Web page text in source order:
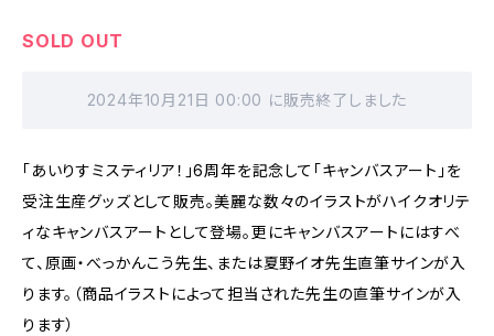
SOLD OUT
2024年10月21日 00:00 に販売終了しました
「あいりすミスティリア！」6周年を記念して「キャンバスアート」を
受注生産グッズとして販売。美麗な数々のイラストがハイクオリテ
ィなキャンバスアートとして登場。更にキャンバスアートにはすべ
て、原画・べっかんこう先生、または夏野イオ先生直筆サインが入
ります。（商品イラストによって担当された先生の直筆サインが入
ります）